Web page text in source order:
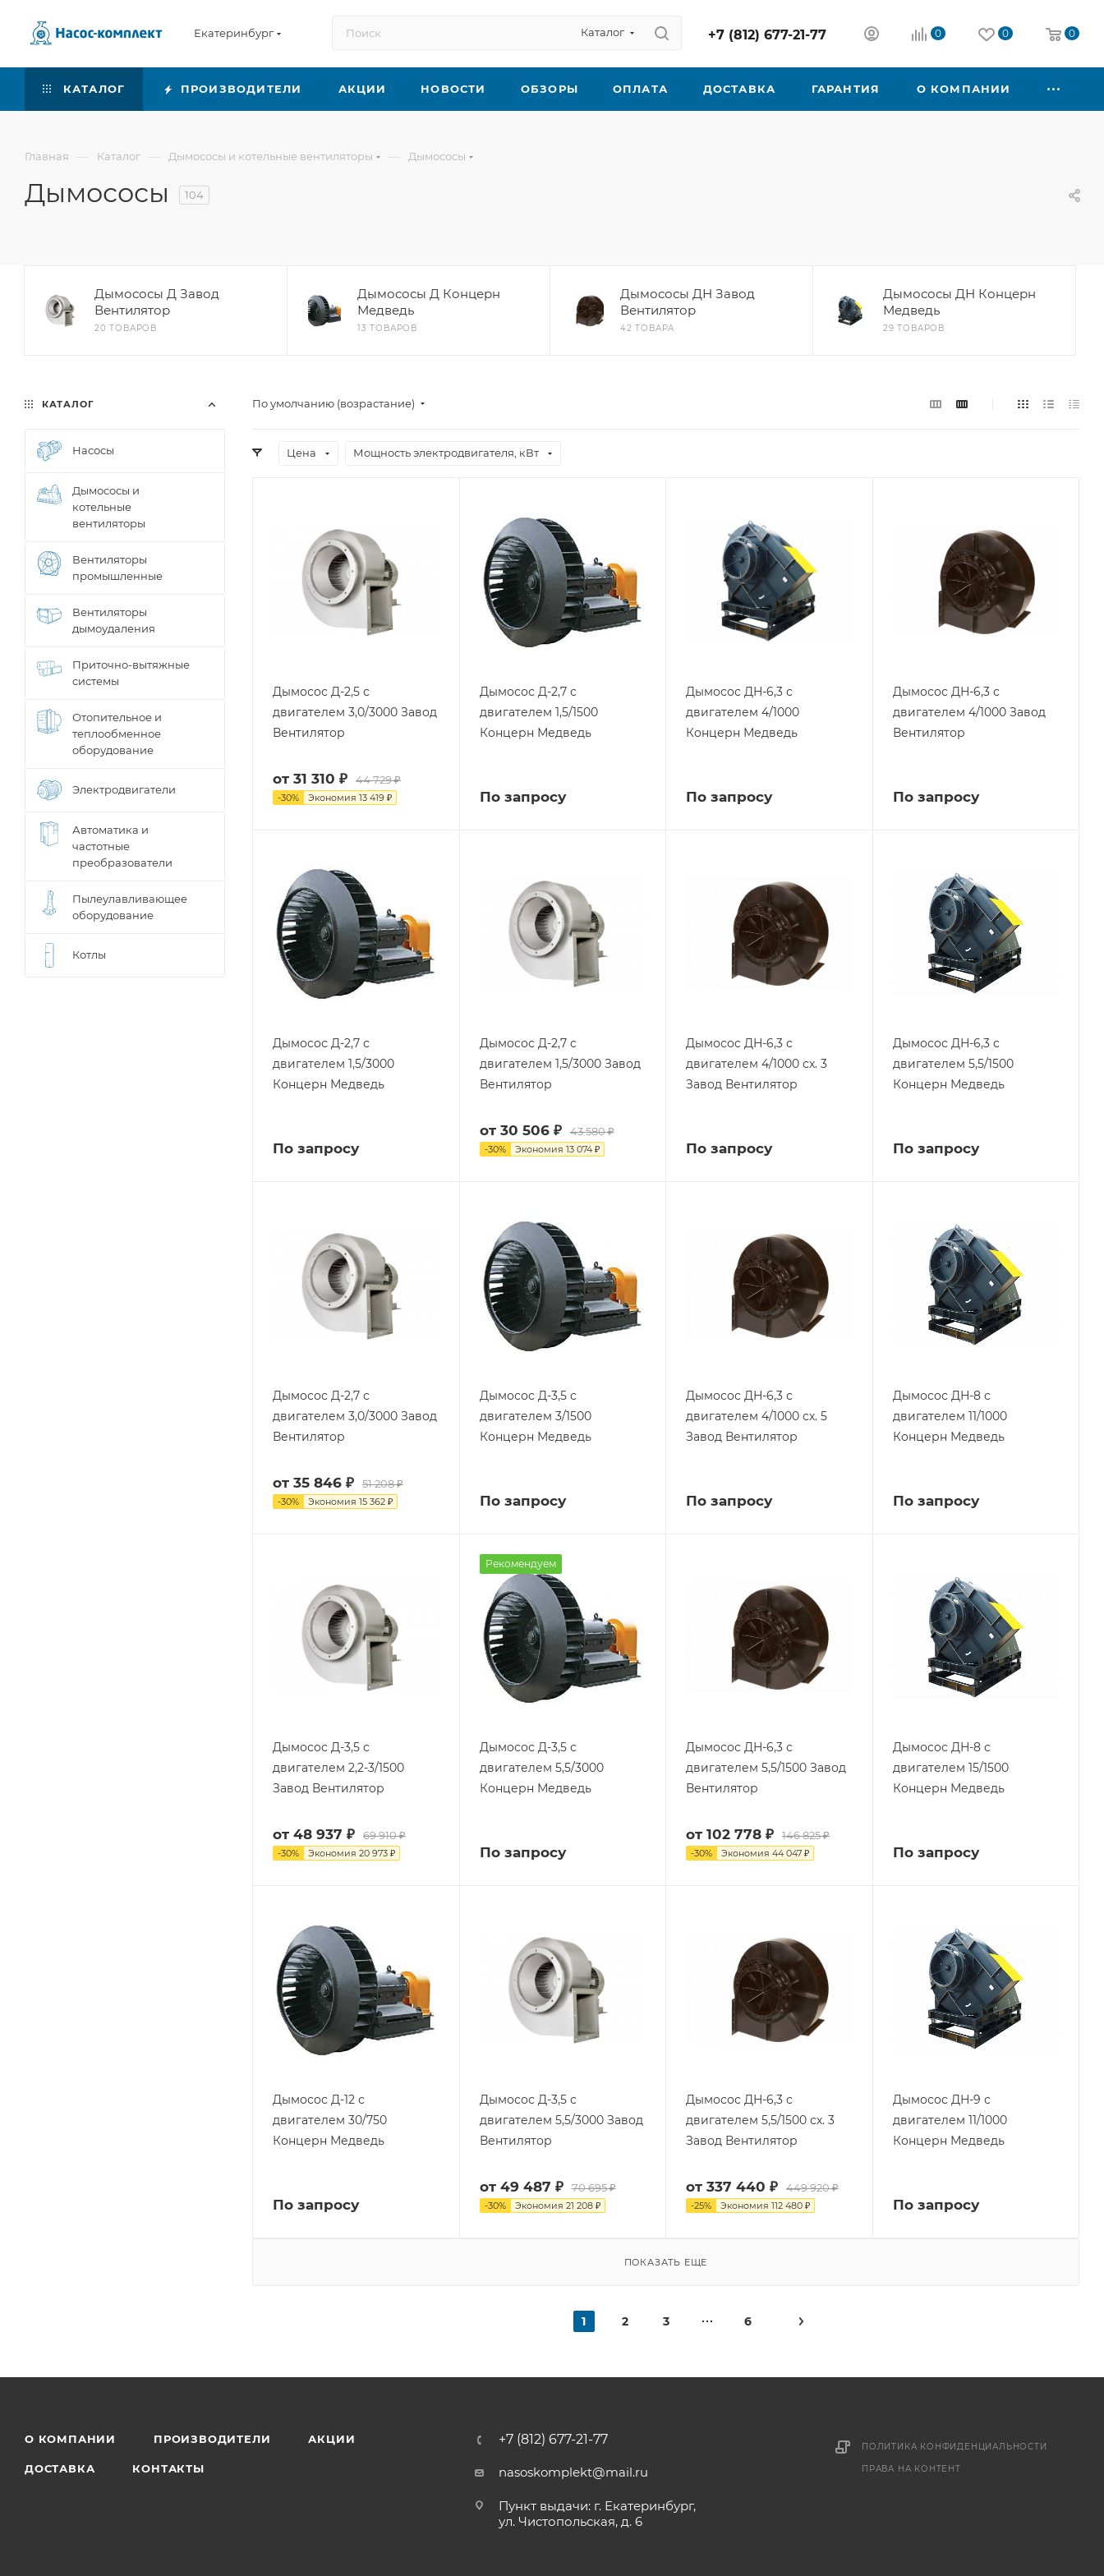
Екатеринбург Каталог +7 (812) 677-21-77 0 0 0
КАТАЛОГ ПРОИЗВОДИТЕЛИ АКЦИИ НОВОСТИ ОБЗОРЫ ОПЛАТА ДОСТАВКА ГАРАНТИЯ О КОМПАНИИ
Главная — Каталог — Дымососы и котельные вентиляторы — Дымососы
Дымососы 104
Дымососы Д Завод
Вентилятор
20 ТОВАРОВ
Дымососы Д Концерн
Медведь
13 ТОВАРОВ
Дымососы ДН Завод
Вентилятор
42 ТОВАРА
Дымососы ДН Концерн
Медведь
29 ТОВАРОВ
По умолчанию (возрастание)
Цена Мощность электродвигателя, кВт
Дымосос Д-2,5 с
двигателем 3,0/3000 Завод
Вентилятор
от 31 310 ₽ 44 729 ₽
-30% Экономия 13 419 ₽
Дымосос Д-2,7 с
двигателем 1,5/1500
Концерн Медведь
По запросу
Дымосос ДН-6,3 с
двигателем 4/1000
Концерн Медведь
По запросу
Дымосос ДН-6,3 с
двигателем 4/1000 Завод
Вентилятор
По запросу
Дымосос Д-2,7 с
двигателем 1,5/3000
Концерн Медведь
По запросу
Дымосос Д-2,7 с
двигателем 1,5/3000 Завод
Вентилятор
от 30 506 ₽ 43 580 ₽
-30% Экономия 13 074 ₽
Дымосос ДН-6,3 с
двигателем 4/1000 сх. 3
Завод Вентилятор
По запросу
Дымосос ДН-6,3 с
двигателем 5,5/1500
Концерн Медведь
По запросу
Дымосос Д-2,7 с
двигателем 3,0/3000 Завод
Вентилятор
от 35 846 ₽ 51 208 ₽
-30% Экономия 15 362 ₽
Дымосос Д-3,5 с
двигателем 3/1500
Концерн Медведь
По запросу
Дымосос ДН-6,3 с
двигателем 4/1000 сх. 5
Завод Вентилятор
По запросу
Дымосос ДН-8 с
двигателем 11/1000
Концерн Медведь
По запросу
Дымосос Д-3,5 с
двигателем 2,2-3/1500
Завод Вентилятор
от 48 937 ₽ 69 910 ₽
-30% Экономия 20 973 ₽
Рекомендуем
Дымосос Д-3,5 с
двигателем 5,5/3000
Концерн Медведь
По запросу
Дымосос ДН-6,3 с
двигателем 5,5/1500 Завод
Вентилятор
от 102 778 ₽ 146 825 ₽
-30% Экономия 44 047 ₽
Дымосос ДН-8 с
двигателем 15/1500
Концерн Медведь
По запросу
Дымосос Д-12 с
двигателем 30/750
Концерн Медведь
По запросу
Дымосос Д-3,5 с
двигателем 5,5/3000 Завод
Вентилятор
от 49 487 ₽ 70 695 ₽
-30% Экономия 21 208 ₽
Дымосос ДН-6,3 с
двигателем 5,5/1500 сх. 3
Завод Вентилятор
от 337 440 ₽ 449 920 ₽
-25% Экономия 112 480 ₽
Дымосос ДН-9 с
двигателем 11/1000
Концерн Медведь
По запросу
ПОКАЗАТЬ ЕЩЕ
1 2 3 6
КАТАЛОГ
Насосы
Дымососы и
котельные
вентиляторы
Вентиляторы
промышленные
Вентиляторы
дымоудаления
Приточно-вытяжные
системы
Отопительное и
теплообменное
оборудование
Электродвигатели
Автоматика и
частотные
преобразователи
Пылеулавливающее
оборудование
Котлы
О КОМПАНИИ ПРОИЗВОДИТЕЛИ АКЦИИ
ДОСТАВКА КОНТАКТЫ
+7 (812) 677-21-77
nasoskomplekt@mail.ru
Пункт выдачи: г. Екатеринбург,
ул. Чистопольская, д. 6
ПОЛИТИКА КОНФИДЕНЦИАЛЬНОСТИ
ПРАВА НА КОНТЕНТ